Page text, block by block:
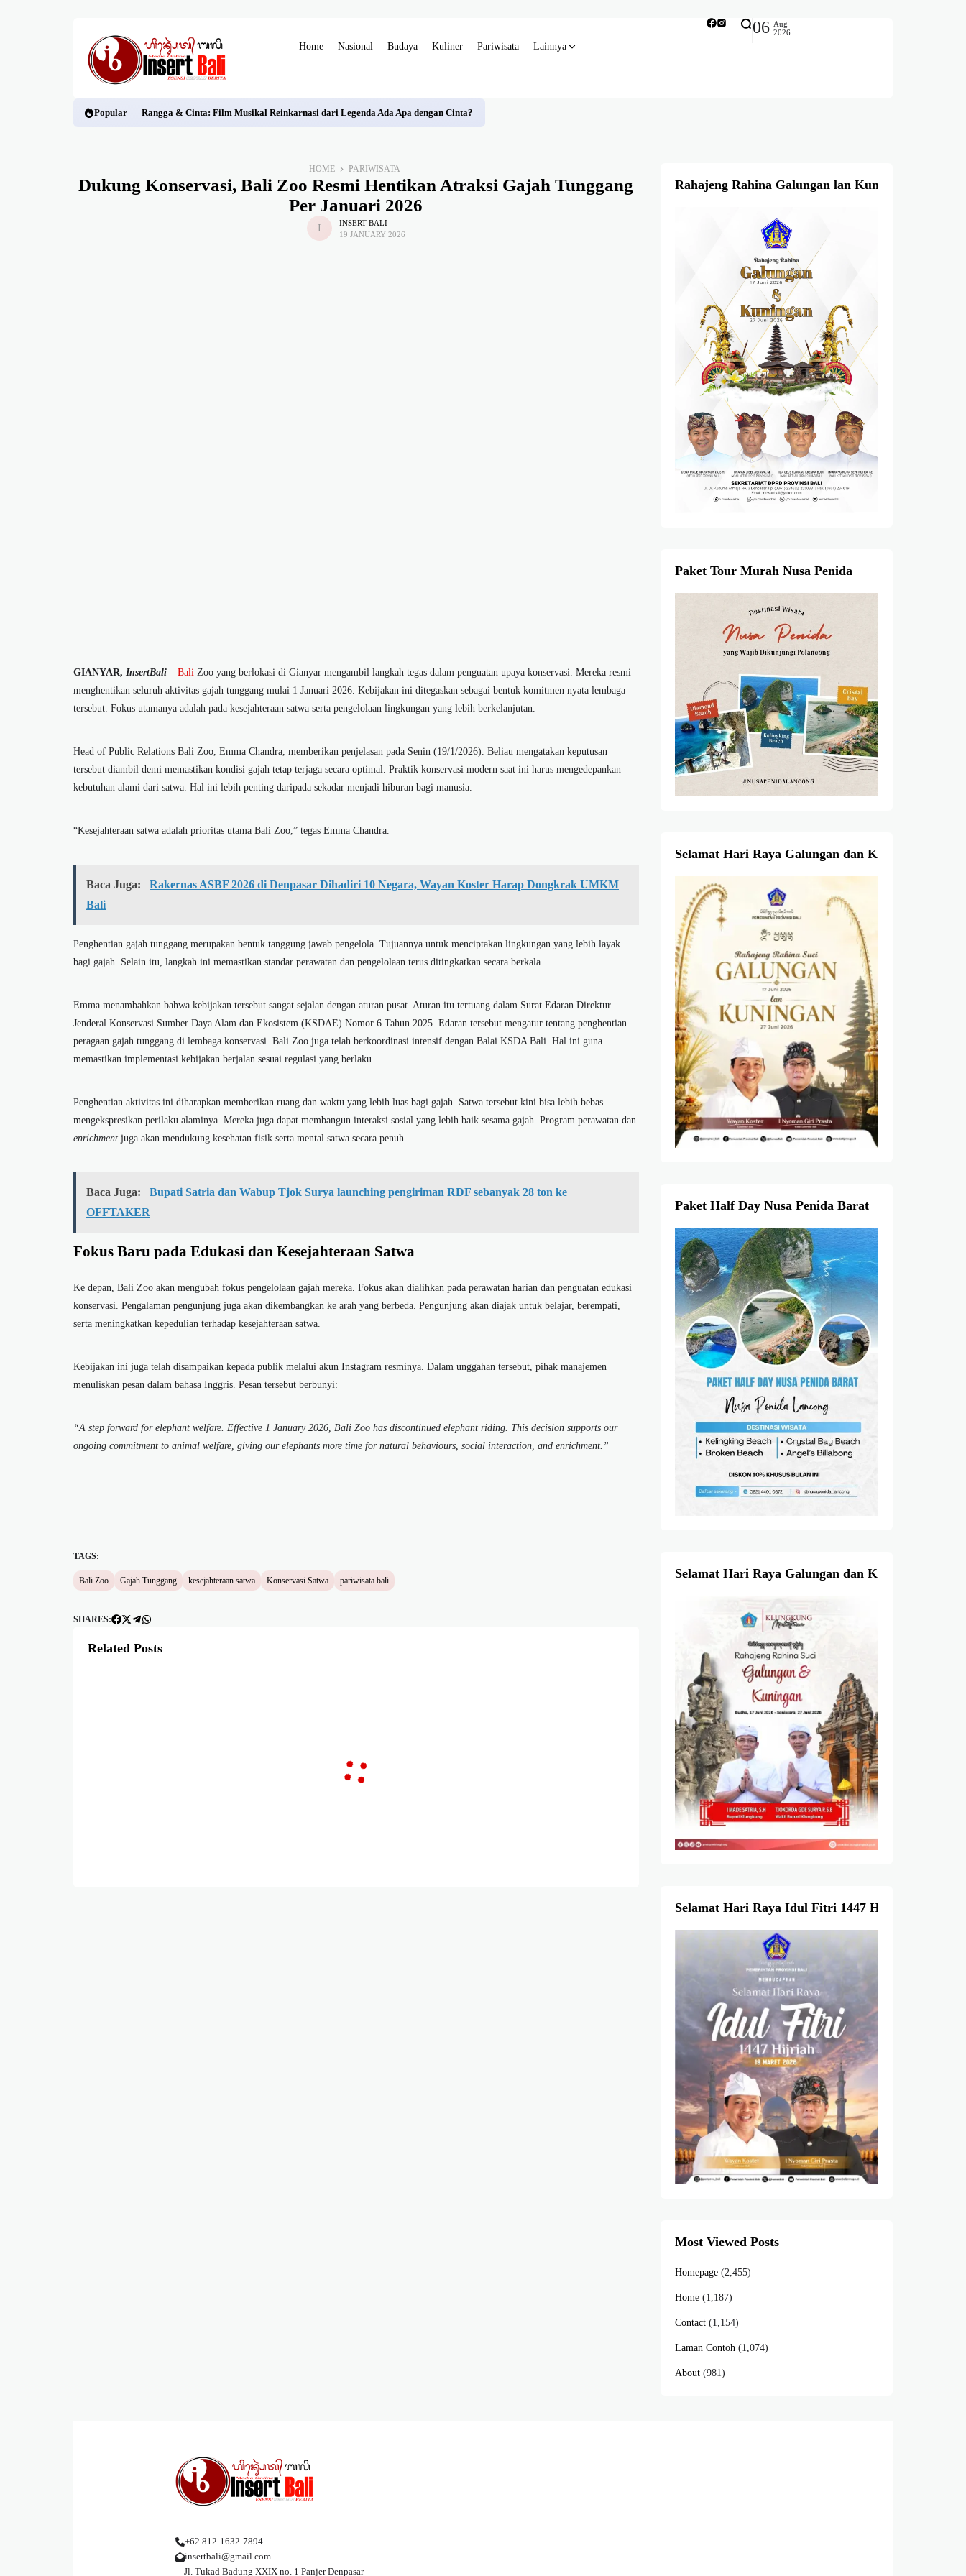
Home Nasional Budaya Kuliner Pariwisata Lainnya
06 Aug
2026
Popular Rangga & Cinta: Film Musikal Reinkarnasi dari Legenda Ada Apa dengan Cinta?
HOME PARIWISATA
Dukung Konservasi, Bali Zoo Resmi Hentikan Atraksi Gajah Tunggang
Per Januari 2026
INSERT BALI
19 JANUARY 2026
GIANYAR, InsertBali – Bali Zoo yang berlokasi di Gianyar mengambil langkah tegas dalam penguatan upaya konservasi. Mereka resmi
menghentikan seluruh aktivitas gajah tunggang mulai 1 Januari 2026. Kebijakan ini ditegaskan sebagai bentuk komitmen nyata lembaga
tersebut. Fokus utamanya adalah pada kesejahteraan satwa serta pengelolaan lingkungan yang lebih berkelanjutan.
Head of Public Relations Bali Zoo, Emma Chandra, memberikan penjelasan pada Senin (19/1/2026). Beliau mengatakan keputusan
tersebut diambil demi memastikan kondisi gajah tetap terjaga secara optimal. Praktik konservasi modern saat ini harus mengedepankan
kebutuhan alami dari satwa. Hal ini lebih penting daripada sekadar menjadi hiburan bagi manusia.
“Kesejahteraan satwa adalah prioritas utama Bali Zoo,” tegas Emma Chandra.
Baca Juga:
Rakernas ASBF 2026 di Denpasar Dihadiri 10 Negara, Wayan Koster Harap Dongkrak UMKM
Bali
Penghentian gajah tunggang merupakan bentuk tanggung jawab pengelola. Tujuannya untuk menciptakan lingkungan yang lebih layak
bagi gajah. Selain itu, langkah ini memastikan standar perawatan dan pengelolaan terus ditingkatkan secara berkala.
Emma menambahkan bahwa kebijakan tersebut sangat sejalan dengan aturan pusat. Aturan itu tertuang dalam Surat Edaran Direktur
Jenderal Konservasi Sumber Daya Alam dan Ekosistem (KSDAE) Nomor 6 Tahun 2025. Edaran tersebut mengatur tentang penghentian
peragaan gajah tunggang di lembaga konservasi. Bali Zoo juga telah berkoordinasi intensif dengan Balai KSDA Bali. Hal ini guna
memastikan implementasi kebijakan berjalan sesuai regulasi yang berlaku.
Penghentian aktivitas ini diharapkan memberikan ruang dan waktu yang lebih luas bagi gajah. Satwa tersebut kini bisa lebih bebas
mengekspresikan perilaku alaminya. Mereka juga dapat membangun interaksi sosial yang lebih baik sesama gajah. Program perawatan dan
enrichment juga akan mendukung kesehatan fisik serta mental satwa secara penuh.
Baca Juga:
Bupati Satria dan Wabup Tjok Surya launching pengiriman RDF sebanyak 28 ton ke
OFFTAKER
Fokus Baru pada Edukasi dan Kesejahteraan Satwa
Ke depan, Bali Zoo akan mengubah fokus pengelolaan gajah mereka. Fokus akan dialihkan pada perawatan harian dan penguatan edukasi
konservasi. Pengalaman pengunjung juga akan dikembangkan ke arah yang berbeda. Pengunjung akan diajak untuk belajar, berempati,
serta meningkatkan kepedulian terhadap kesejahteraan satwa.
Kebijakan ini juga telah disampaikan kepada publik melalui akun Instagram resminya. Dalam unggahan tersebut, pihak manajemen
menuliskan pesan dalam bahasa Inggris. Pesan tersebut berbunyi:
“A step forward for elephant welfare. Effective 1 January 2026, Bali Zoo has discontinued elephant riding. This decision supports our
ongoing commitment to animal welfare, giving our elephants more time for natural behaviours, social interaction, and enrichment.”
TAGS:
Bali Zoo Gajah Tunggang kesejahteraan satwa Konservasi Satwa pariwisata bali
SHARES:
Related Posts
Rahajeng Rahina Galungan lan Kuningan
Paket Tour Murah Nusa Penida
Selamat Hari Raya Galungan dan Kuningan
Paket Half Day Nusa Penida Barat
Selamat Hari Raya Galungan dan Kuningan
Selamat Hari Raya Idul Fitri 1447 Hijriah
Most Viewed Posts
Homepage (2,455)
Home (1,187)
Contact (1,154)
Laman Contoh (1,074)
About (981)
+62 812-1632-7894
insertbali@gmail.com
Jl. Tukad Badung XXIX no. 1 Panjer Denpasar